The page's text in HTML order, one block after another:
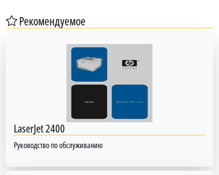
Рекомендуемое
LaserJet 2400
Руководство по обслуживанию